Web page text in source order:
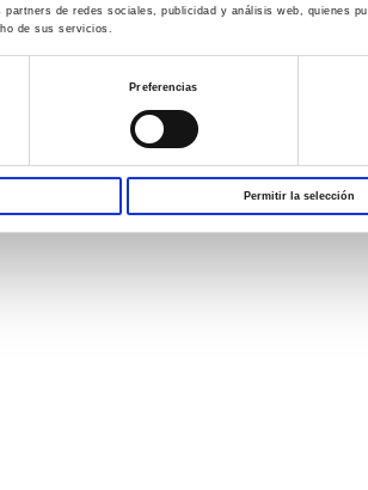
de redes sociales, publicidad y análisis web, quienes
de sus servicios.
Preferencias
Permitir la selección